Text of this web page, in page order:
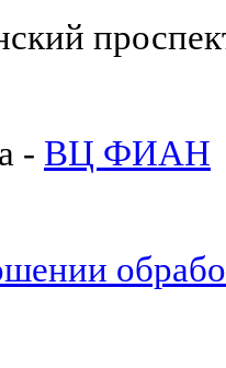
- ВЦ ФИАН